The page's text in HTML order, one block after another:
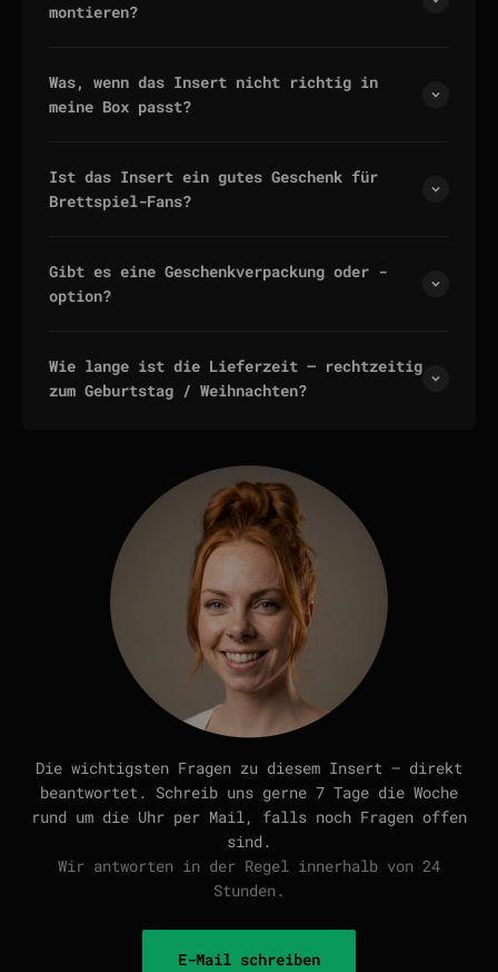
montieren?
Was, wenn das Insert nicht richtig in
meine Box passt?
Ist das Insert ein gutes Geschenk für
Brettspiel-Fans?
Gibt es eine Geschenkverpackung oder -
option?
Wie lange ist die Lieferzeit — rechtzeitig
zum Geburtstag / Weihnachten?
Die wichtigsten Fragen zu diesem Insert — direkt
beantwortet. Schreib uns gerne 7 Tage die Woche
rund um die Uhr per Mail, falls noch Fragen offen
sind.
Wir antworten in der Regel innerhalb von 24
Stunden.
E-Mail schreiben